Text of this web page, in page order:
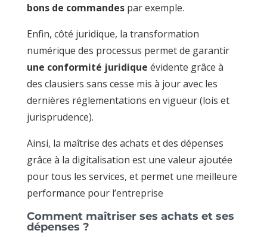
bons de commandespar exemple.
Enfin, côté juridique, la transformation
numérique des processus permet de garantir
une conformité juridique évidente grâce à
des clausiers sans cesse mis à jour avec les
dernières réglementations en vigueur (lois et
jurisprudence).
Ainsi, la maîtrise des achats et des dépenses
grâce à la digitalisation est une valeur ajoutée
pour tous les services, et permet une meilleure
performance pour l’entreprise
Comment maîtriser ses achats et ses
dépenses ?